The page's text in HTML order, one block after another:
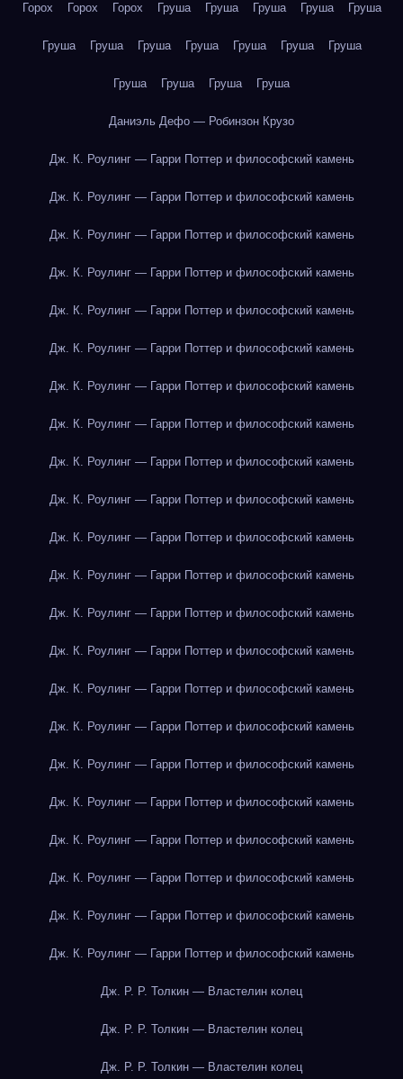
Горох Горох Горох Груша Груша Груша Груша Груша
Груша Груша Груша Груша Груша Груша Груша
Груша Груша Груша Груша
Даниэль Дефо — Робинзон Крузо
Дж. К. Роулинг — Гарри Поттер и философский камень
Дж. К. Роулинг — Гарри Поттер и философский камень
Дж. К. Роулинг — Гарри Поттер и философский камень
Дж. К. Роулинг — Гарри Поттер и философский камень
Дж. К. Роулинг — Гарри Поттер и философский камень
Дж. К. Роулинг — Гарри Поттер и философский камень
Дж. К. Роулинг — Гарри Поттер и философский камень
Дж. К. Роулинг — Гарри Поттер и философский камень
Дж. К. Роулинг — Гарри Поттер и философский камень
Дж. К. Роулинг — Гарри Поттер и философский камень
Дж. К. Роулинг — Гарри Поттер и философский камень
Дж. К. Роулинг — Гарри Поттер и философский камень
Дж. К. Роулинг — Гарри Поттер и философский камень
Дж. К. Роулинг — Гарри Поттер и философский камень
Дж. К. Роулинг — Гарри Поттер и философский камень
Дж. К. Роулинг — Гарри Поттер и философский камень
Дж. К. Роулинг — Гарри Поттер и философский камень
Дж. К. Роулинг — Гарри Поттер и философский камень
Дж. К. Роулинг — Гарри Поттер и философский камень
Дж. К. Роулинг — Гарри Поттер и философский камень
Дж. К. Роулинг — Гарри Поттер и философский камень
Дж. К. Роулинг — Гарри Поттер и философский камень
Дж. Р. Р. Толкин — Властелин колец
Дж. Р. Р. Толкин — Властелин колец
Дж. Р. Р. Толкин — Властелин колец